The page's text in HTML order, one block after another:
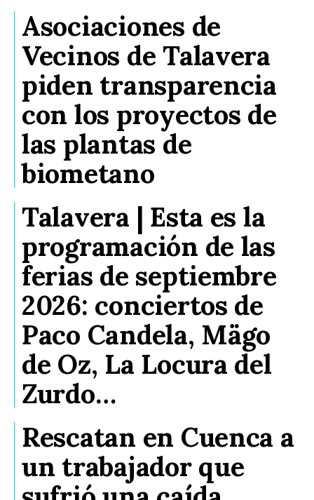
Asociaciones de
Vecinos de Talavera
piden transparencia
con los proyectos de
las plantas de
biometano
Talavera | Esta es la
programación de las
ferias de septiembre
2026: conciertos de
Paco Candela, Mägo
de Oz, La Locura del
Zurdo…
Rescatan en Cuenca a
un trabajador que